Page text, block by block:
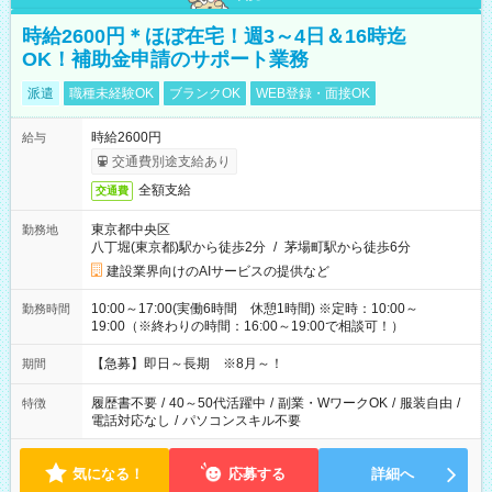
時給2600円＊ほぼ在宅！週3～4日＆16時迄
OK！補助金申請のサポート業務
派遣 職種未経験OK ブランクOK WEB登録・面接OK
給与
時給2600円
交通費別途支給あり
交通費 全額支給
勤務地
東京都中央区
八丁堀(東京都)駅から徒歩2分 / 茅場町駅から徒歩6分
建設業界向けのAIサービスの提供など
勤務時間
10:00～17:00(実働6時間 休憩1時間) ※定時：10:00～
19:00（※終わりの時間：16:00～19:00で相談可！）
期間 【急募】即日～長期 ※8月～！
特徴 履歴書不要 / 40～50代活躍中 / 副業・WワークOK / 服装自由 /
電話対応なし / パソコンスキル不要
気になる！ 応募する 詳細へ